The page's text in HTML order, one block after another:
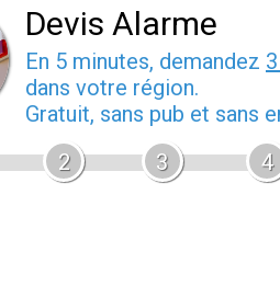
Devis Alarme
En 5 minutes, demandez
dans votre région.
Gratuit, sans pub et sans
2 3 4